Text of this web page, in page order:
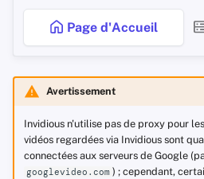
Page d'Accueil
Avertissement
Invidious n'utilise pas de proxy pour
vidéos regardées via Invidious sont
connectées aux serveurs de Google
googlevideo.com ) ; cependant,